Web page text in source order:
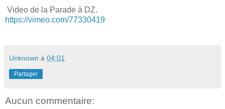
Video de la Parade à DZ.
https://vimeo.com/77330419
Unknown à 04:01
Partager
Aucun commentaire: